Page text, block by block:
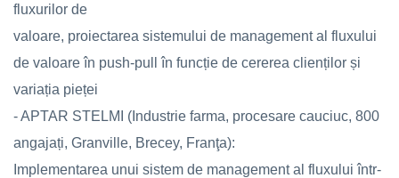
fluxurilor de
valoare, proiectarea sistemului de management al fluxului
de valoare în push-pull în funcție de cererea clienților și
variația pieței
- APTAR STELMI (Industrie farma, procesare cauciuc, 800
angajați, Granville, Brecey, Franţa):
Implementarea unui sistem de management al fluxului într-